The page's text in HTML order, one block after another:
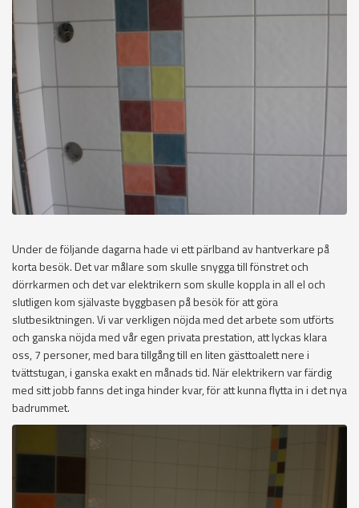
Under de följande dagarna hade vi ett pärlband av hantverkare på
korta besök. Det var målare som skulle snygga till fönstret och
dörrkarmen och det var elektrikern som skulle koppla in all el och
slutligen kom självaste byggbasen på besök för att göra
slutbesiktningen. Vi var verkligen nöjda med det arbete som utförts
och ganska nöjda med vår egen privata prestation, att lyckas klara
oss, 7 personer, med bara tillgång till en liten gästtoalett nere i
tvättstugan, i ganska exakt en månads tid. När elektrikern var färdig
med sitt jobb fanns det inga hinder kvar, för att kunna flytta in i det nya
badrummet.